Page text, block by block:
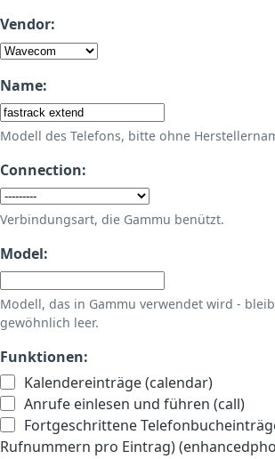
Vendor:
Name:
Modell des Telefons, bitte ohne
Connection:
Verbindungsart, die Gammu benützt.
Model:
Modell, das in Gammu verwendet wird -
gewöhnlich leer.
Funktionen:
Kalendereinträge (calendar)
Anrufe einlesen und führen (call)
Fortgeschrittene
Rufnummern pro Eintrag)